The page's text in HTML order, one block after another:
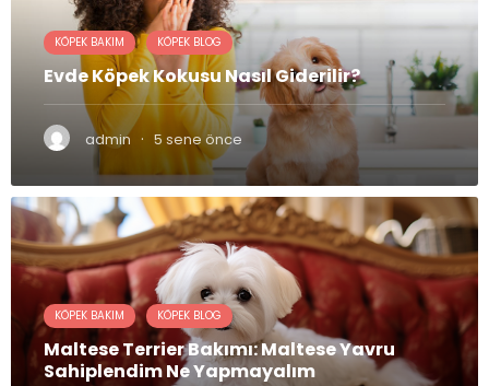
KÖPEK BAKIM KÖPEK BLOG
Evde Köpek Kokusu Nasıl Giderilir?
admin · 5 sene önce
KÖPEK BAKIM KÖPEK BLOG
Maltese Terrier Bakımı: Maltese Yavru
Sahiplendim Ne Yapmayalım